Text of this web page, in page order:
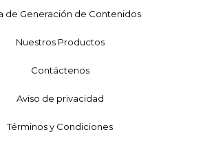
de Generación de Contenidos
Nuestros Productos
Contáctenos
Aviso de privacidad
Términos y Condiciones